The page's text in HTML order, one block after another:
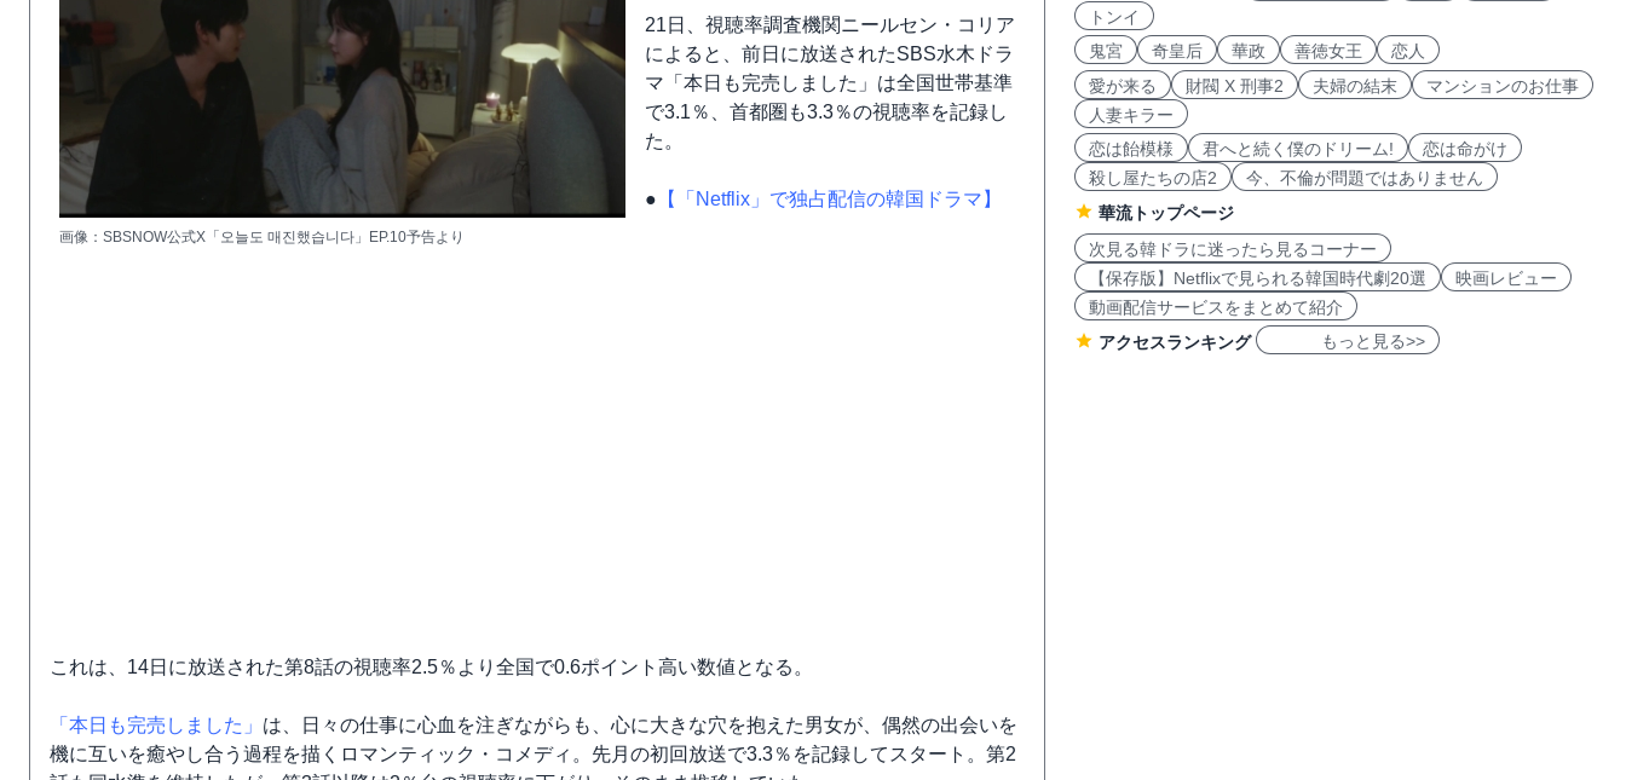
画像：SBSNOW公式X「오늘도 매진했습니다」EP.10予告より
21日、視聴率調査機関ニールセン・コリア
によると、前日に放送されたSBS水木ドラ
マ「本日も完売しました」は全国世帯基準
で3.1％、首都圏も3.3％の視聴率を記録し
た。
● 【「Netflix」で独占配信の韓国ドラマ】
これは、14日に放送された第8話の視聴率2.5％より全国で0.6ポイント高い数値となる。
「本日も完売しました」 は、日々の仕事に心血を注ぎながらも、心に大きな穴を抱えた男女が、偶然の出会いを
機に互いを癒やし合う過程を描くロマンティック・コメディ。先月の初回放送で3.3％を記録してスタート。第2
トンイ
鬼宮
奇皇后 華政 善徳女王
恋人
愛が来る
財閥 X 刑事2 夫婦の結末
マンションのお仕事
人妻キラー
恋は飴模様
君へと続く僕のドリーム!
恋は命がけ
殺し屋たちの店2
今、不倫が問題ではありません
華流トップページ
次見る韓ドラに迷ったら見るコーナー
【保存版】Netflixで見られる韓国時代劇20選
映画レビュー
動画配信サービスをまとめて紹介
アクセスランキング
もっと見る>>